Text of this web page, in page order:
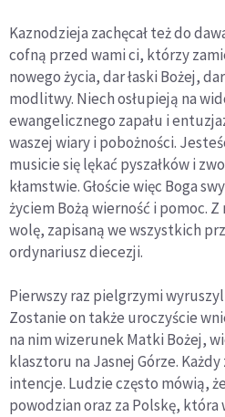
Kaznodzieja zachęcał też do
cofną przed wami ci, którzy
nowego życia, dar łaski Bożej,
modlitwy. Niech osłupieją na
ewangelicznego zapału i
waszej wiary i pobożności.
musicie się lękać pyszałków i
kłamstwie. Głoście więc Boga
życiem Bożą wierność i pomoc. Z
wolę, zapisaną we wszystkich
ordynariusz diecezji.
Pierwszy raz pielgrzymi
Zostanie on także uroczyście
na nim wizerunek Matki Bożej,
klasztoru na Jasnej Górze.
intencje. Ludzie często mówią,
powodzian oraz za Polskę,